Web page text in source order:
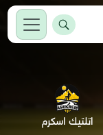
اتلتيك اسكرم